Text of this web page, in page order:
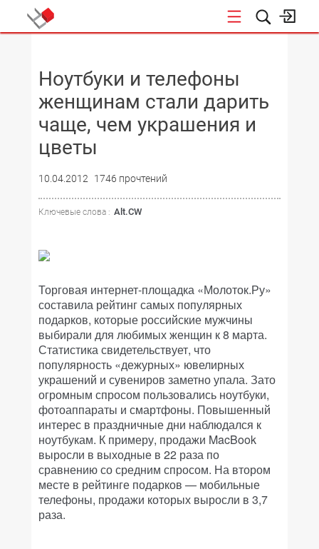
Ноутбуки и телефоны
женщинам стали дарить
чаще, чем украшения и
цветы
10.04.2012 1746 прочтений
Ключевые слова : Alt.CW
Торговая интернет-площадка «Молоток.Ру»
составила рейтинг самых популярных
подарков, которые российские мужчины
выбирали для любимых женщин к 8 марта.
Статистика свидетельствует, что
популярность «дежурных» ювелирных
украшений и сувениров заметно упала. Зато
огромным спросом пользовались ноутбуки,
фотоаппараты и смартфоны. Повышенный
интерес в праздничные дни наблюдался к
ноутбукам. К примеру, продажи MacBook
выросли в выходные в 22 раза по
сравнению со средним спросом. На втором
месте в рейтинге подарков — мобильные
телефоны, продажи которых выросли в 3,7
раза.